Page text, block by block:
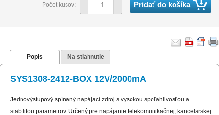
Počet kusov: Pridať do košíka
Popis Na stiahnutie
SYS1308-2412-BOX 12V/2000mA
Jednovýstupový spínaný napájací zdroj s vysokou spoľahlivosťou a
stabilitou parametrov. Určený pre napájanie telekomunikačnej, kancelárskej